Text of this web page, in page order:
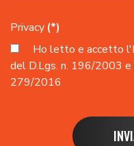
Privacy (*)
Ho letto e accetto l'
del D.Lgs. n. 196/2003
279/2016